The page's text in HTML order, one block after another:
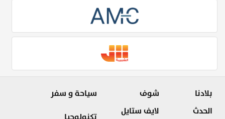
بلادنا
الحدث
شوف
لايف ستايل
سياحة و سفر